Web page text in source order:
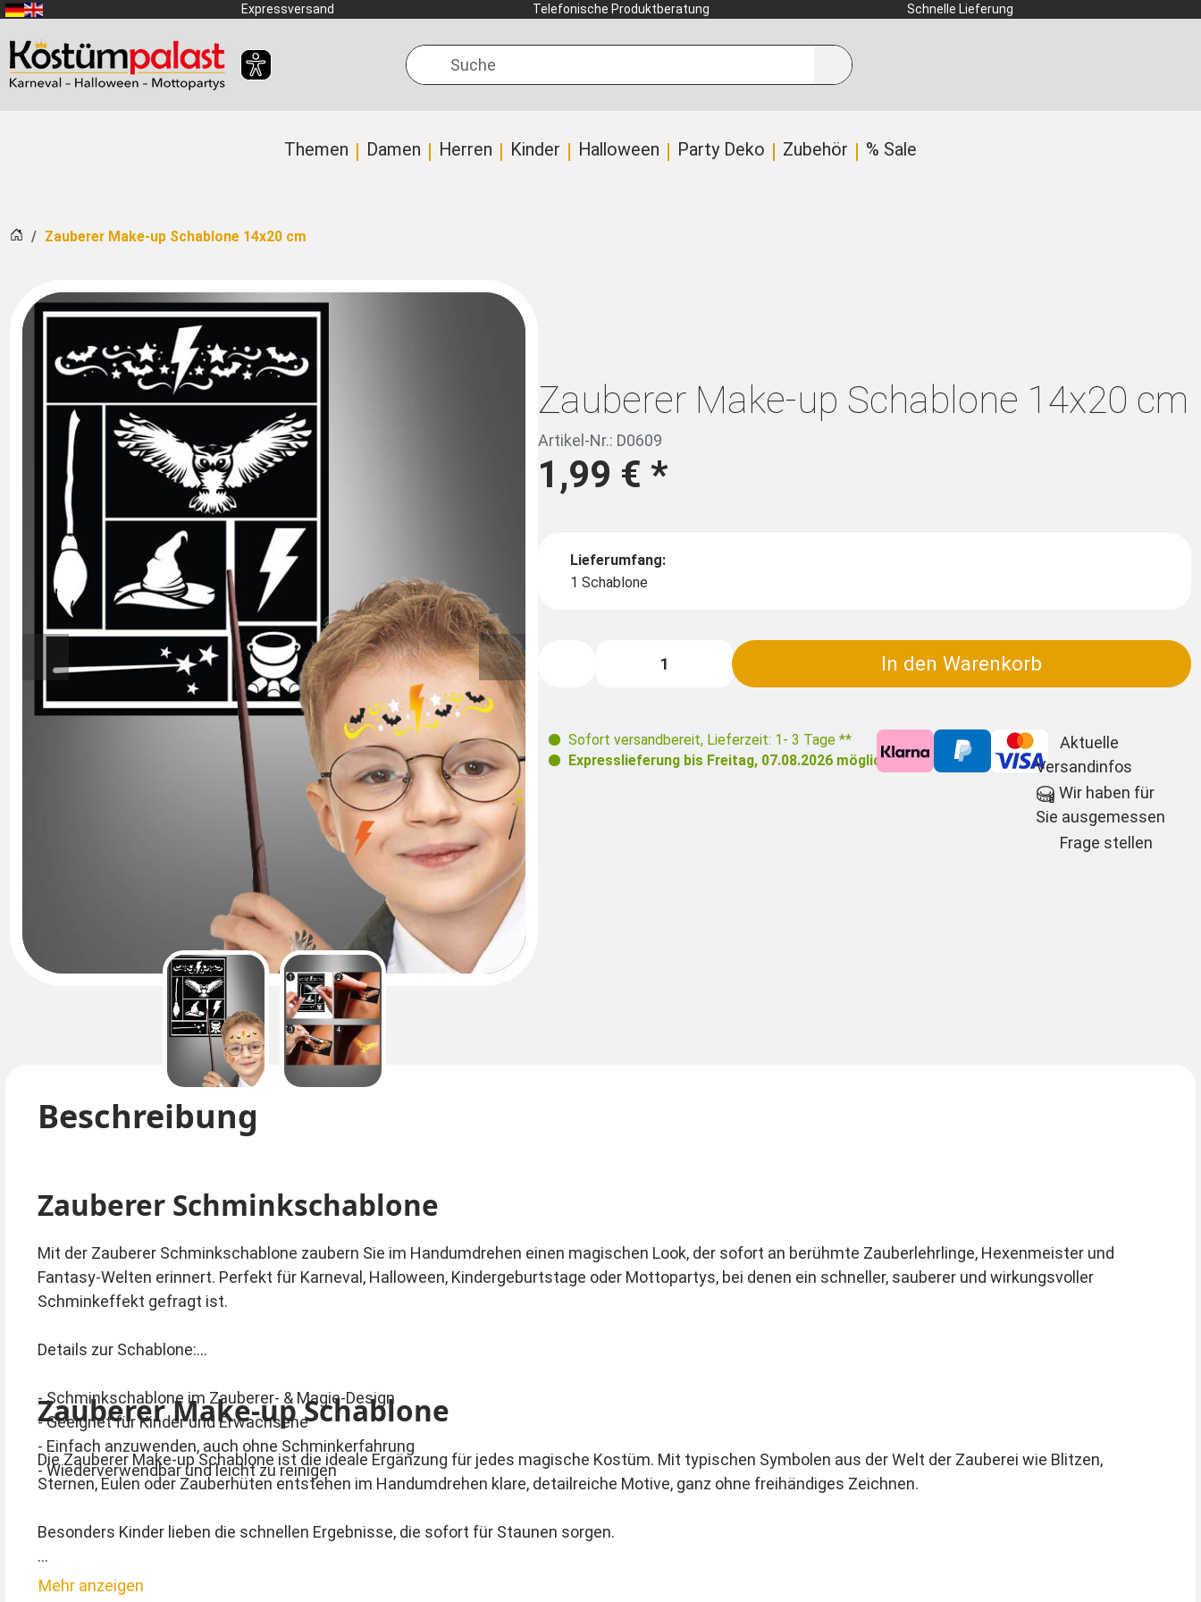
Zum Hauptinhalt springen Expressversand Telefonische Produktberatung Schnelle Lieferung
Suche
Themen Damen Herren Kinder Halloween Party Deko Zubehör % Sale
Startseite
Zauberer Make-up Schablone 14x20 cm
Zauberer Make-up Schablone 14x20 cm
Artikel-Nr.: D0609
1,99 €*
Lieferumfang:
1 Schablone
In den Warenkorb
Sofort versandbereit, Lieferzeit: 1- 3 Tage **
Expresslieferung bis Freitag, 07.08.2026 möglich
Aktuelle
Versandinfos
Sie ausgemessen
Frage stellen
Beschreibung
Zauberer Schminkschablone
Mit der Zauberer Schminkschablone zaubern Sie im Handumdrehen einen magischen Look, der sofort an berühmte Zauberlehrlinge, Hexenmeister und
Fantasy-Welten erinnert. Perfekt für Karneval, Halloween, Kindergeburtstage oder Mottopartys, bei denen ein schneller, sauberer und wirkungsvoller
Schminkeffekt gefragt ist.
Details zur Schablone:
- Schminkschablone im Zauberer- & Magie-Design
- Geeignet für Kinder und Erwachsene
- Einfach anzuwenden, auch ohne Schminkerfahrung
- Wiederverwendbar und leicht zu reinigen
Zauberer Make-up Schablone
Die Zauberer Make-up Schablone ist die ideale Ergänzung für jedes magische Kostüm. Mit typischen Symbolen aus der Welt der Zauberei wie Blitzen,
Sternen, Eulen oder Zauberhüten entstehen im Handumdrehen klare, detailreiche Motive, ganz ohne freihändiges Zeichnen.
Besonders Kinder lieben die schnellen Ergebnisse, die sofort für Staunen sorgen.
Die Anwendung ist kinderleicht: Schablone auflegen, Farbe auftupfen oder aufpinseln, Schablone abnehmen, fertig ist das Zauberer-Make-up. Je nach
Mehr anzeigen